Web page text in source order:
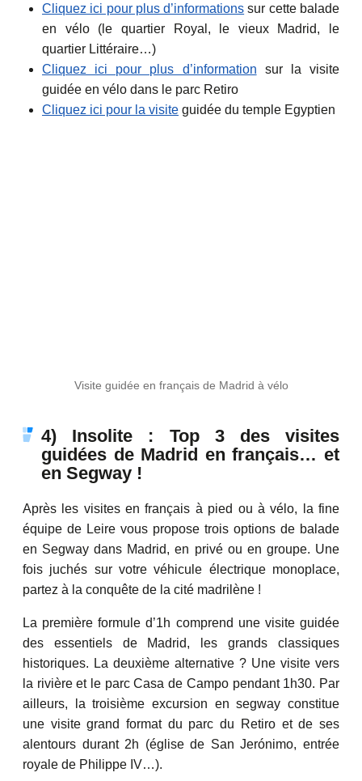
Cliquez ici pour plus d’informations sur cette balade
en vélo (le quartier Royal, le vieux Madrid, le
quartier Littéraire…)
Cliquez ici pour plus d’information sur la visite
guidée en vélo dans le parc Retiro
Cliquez ici pour la visite guidée du temple Egyptien
Visite guidée en français de Madrid à vélo
4) Insolite : Top 3 des visites
guidées de Madrid en français… et
en Segway !
Après les visites en français à pied ou à vélo, la fine
équipe de Leire vous propose trois options de balade
en Segway dans Madrid, en privé ou en groupe. Une
fois juchés sur votre véhicule électrique monoplace,
partez à la conquête de la cité madrilène !
La première formule d’1h comprend une visite guidée
des essentiels de Madrid, les grands classiques
historiques. La deuxième alternative ? Une visite vers
la rivière et le parc Casa de Campo pendant 1h30. Par
ailleurs, la troisième excursion en segway constitue
une visite grand format du parc du Retiro et de ses
alentours durant 2h (église de San Jerónimo, entrée
royale de Philippe IV…).